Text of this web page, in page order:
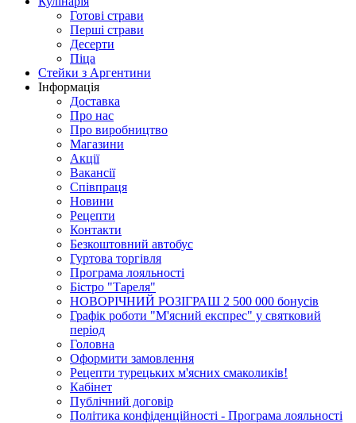
Готові страви
Перші страви
Десерти
Піца
Стейки з Аргентини
Інформація
Доставка
Про нас
Про виробництво
Магазини
Акції
Вакансії
Співпраця
Новини
Рецепти
Контакти
Безкоштовний автобус
Гуртова торгівля
Програма лояльності
Бістро "Тареля"
НОВОРІЧНИЙ РОЗІГРАШ 2 500 000 бонусів
Графік роботи "М'ясний експрес" у святковий
період
Головна
Оформити замовлення
Рецепти турецьких м'ясних смаколиків!
Кабінет
Публічний договір
Політика конфіденційності - Програма лояльності